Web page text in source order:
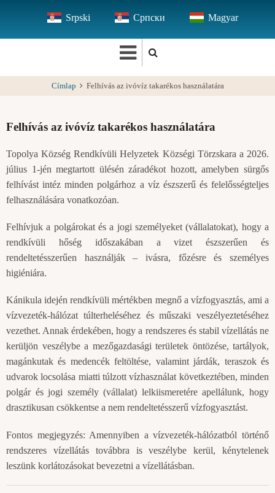
tartalomra
Srpski Српски Magyar
Címlap Felhívás az ivóvíz takarékos használatára
Felhívás az ivóvíz takarékos használatára
Topolya Község Rendkívüli Helyzetek Községi Törzskara a 2026.
július 1-jén megtartott ülésén záradékot hozott, amelyben sürgős
felhívást intéz minden polgárhoz a víz észszerű és felelősségteljes
felhasználására vonatkozóan.
Felhívjuk a polgárokat és a jogi személyeket (vállalatokat), hogy a
rendkívüli hőség időszakában a vizet észszerűen és
rendeltetésszerűen használják – ivásra, főzésre és személyes
higiéniára.
Kánikula idején rendkívüli mértékben megnő a vízfogyasztás, ami a
vízvezeték-hálózat túlterheléséhez és műszaki veszélyeztetéséhez
vezethet. Annak érdekében, hogy a rendszeres és stabil vízellátás ne
kerüljön veszélybe a mezőgazdasági területek öntözése, tartályok,
magánkutak és medencék feltöltése, valamint járdák, teraszok és
udvarok locsolása miatti túlzott vízhasználat következtében, minden
polgár és jogi személy (vállalat) lelkiismeretére apellálunk, hogy
drasztikusan csökkentse a nem rendeltetésszerű vízfogyasztást.
Fontos megjegyzés: Amennyiben a vízvezeték-hálózatból történő
rendszeres vízellátás továbbra is veszélybe kerül, kénytelenek
leszünk korlátozásokat bevezetni a vízellátásban.